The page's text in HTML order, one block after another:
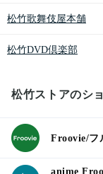
松竹歌舞伎屋本舗
松竹DVD倶楽部
松竹ストアのシ
Froovie/フ
anime